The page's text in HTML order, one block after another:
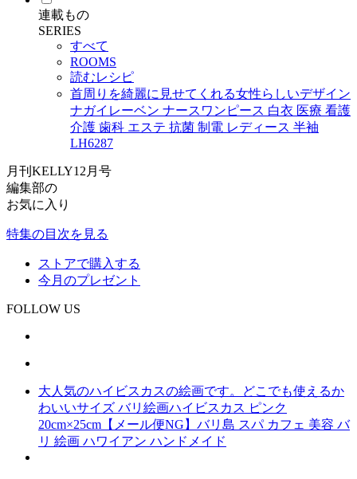
連載もの
SERIES
すべて
ROOMS
読むレシピ
首周りを綺麗に見せてくれる女性らしいデザイン
ナガイレーベン ナースワンピース 白衣 医療 看護
介護 歯科 エステ 抗菌 制電 レディース 半袖
LH6287
月刊KELLY12月号
編集部の
お気に入り
特集の目次を見る
ストアで購入する
今月のプレゼント
FOLLOW US
大人気のハイビスカスの絵画です。どこでも使えるか
わいいサイズ バリ絵画ハイビスカス ピンク
20cm×25cm【メール便NG】バリ島 スパ カフェ 美容 バ
リ 絵画 ハワイアン ハンドメイド